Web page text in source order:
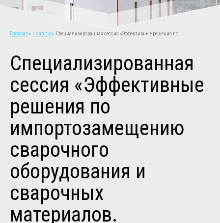
Главная Новости Специализированная сессия «Эффективные решения по...
Специализированная
сессия «Эффективные
решения по
импортозамещению
сварочного
оборудования и
сварочных
материалов.